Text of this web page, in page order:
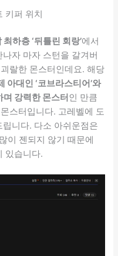
키퍼 위치
최하층 ‘뒤틀린 회랑’에서
자 마자 스턴을 갈겨버
랄한 몬스터인데요. 해당
아대인 ‘코브라스티어’와
며 강력한 몬스터 인 만큼
스터입니다. 고레벨에 도
니다. 다소 아쉬운점은
이 젠되지 않기 때문에
있습니다.